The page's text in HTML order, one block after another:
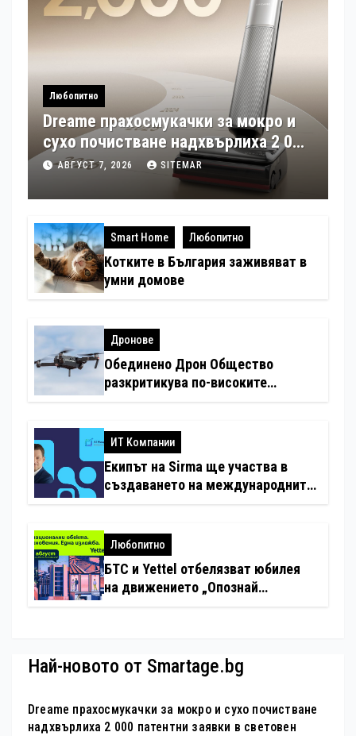
Любопитно
Dreame прахосмукачки за мокро и
сухо почистване надхвърлиха 2 000
патентни заявки в световен мащаб
АВГУСТ 7, 2026 SITEMAR
Smart Home Любопитно
Котките в България заживяват в
умни домове
Дронове
Обединено Дрон Общество
разкритикува по-високите
ИТ Компании
Екипът на Sirma ще участва в
създаването на международните
хотелиерството
Любопитно
БТС и Yettel отбелязват юбилея
на движението „Опознай
Най-новото от Smartage.bg
Dreame прахосмукачки за мокро и сухо почистване
надхвърлиха 2 000 патентни заявки в световен